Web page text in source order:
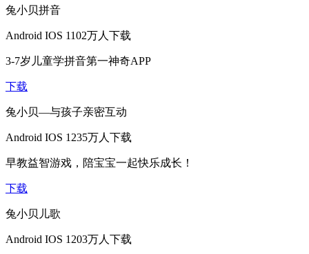
兔小贝拼音
Android IOS 1102万人下载
3-7岁儿童学拼音第一神奇APP
下载
兔小贝—与孩子亲密互动
Android IOS 1235万人下载
早教益智游戏，陪宝宝一起快乐成长！
下载
兔小贝儿歌
Android IOS 1203万人下载